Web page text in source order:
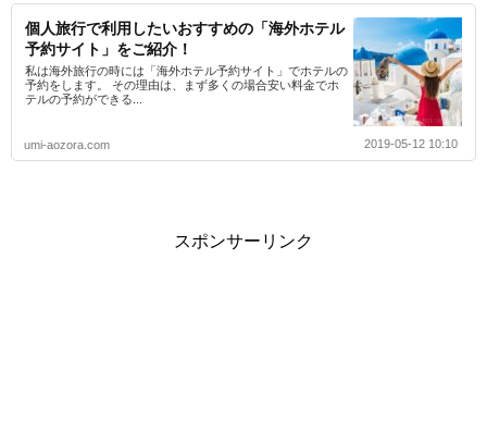
個人旅行で利用したいおすすめの「海外ホテル
予約サイト」をご紹介！
私は海外旅行の時には「海外ホテル予約サイト」でホテルの
予約をします。 その理由は、まず多くの場合安い料金でホ
テルの予約ができる...
umi-aozora.com 2019-05-12 10:10
スポンサーリンク